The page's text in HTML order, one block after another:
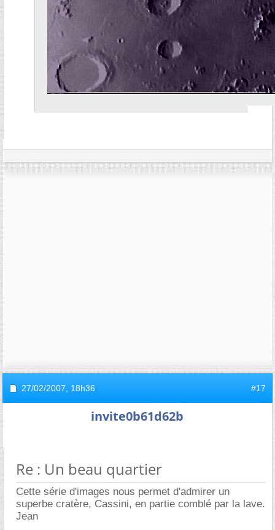
27/02/2007, 18h36 #17
invite0b61d62b
Re : Un beau quartier
Cette série d'images nous permet d'admirer un
superbe cratère, Cassini, en partie comblé par la lave.
Jean